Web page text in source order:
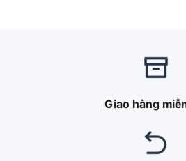
Giao hàng